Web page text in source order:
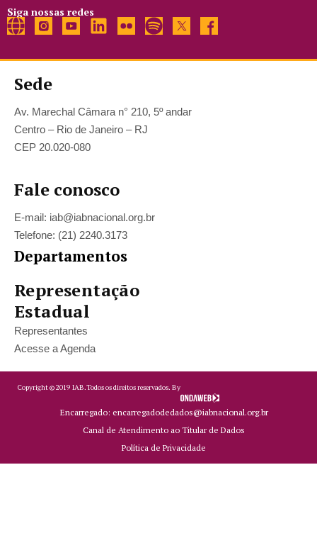
Siga nossas redes
Sede
Av. Marechal Câmara n° 210, 5º andar
Centro – Rio de Janeiro – RJ
CEP 20.020-080
Fale conosco
E-mail: iab@iabnacional.org.br
Telefone: (21) 2240.3173
Departamentos
Representação
Estadual
Representantes
Acesse a Agenda
Copyright ©2019 IAB.Todos os direitos reservados. By
Encarregado: encarregadodedados@iabnacional.org.br
Canal de Atendimento ao Titular de Dados
Política de Privacidade